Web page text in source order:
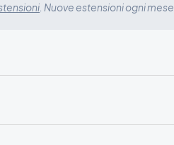
. Nuove estensioni ogni mese